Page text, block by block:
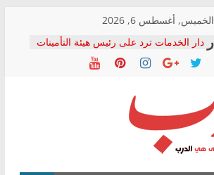
الخميس, أغسطس 6, 2026
دار الخدمات ترد على رئيس هيئة التأمينات
بعد مؤتمره الصحفي: إنكار الأزمة لا ينهي
معاناة أصحاب المعاشات.. ونطالب بكشف
فرحات سليمان يكتب: القطاع الصحي إلى
أين؟
حزب التحالف الشعبي يطلق لجنة “الحق
في الصحة” بالإسكندرية لرصد الانتهاكات
ودعم المرضى